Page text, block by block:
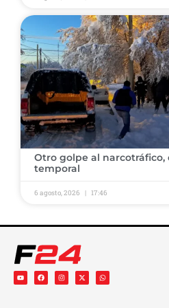
​Otro golpe al narcotráfico,
temporal ​
6 agosto, 2026 17:46